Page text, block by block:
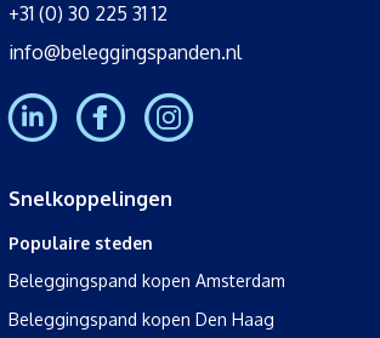
+31 (0) 30 225 31 12
info@beleggingspanden.nl
Snelkoppelingen
Populaire steden
Beleggingspand kopen Amsterdam
Beleggingspand kopen Den Haag